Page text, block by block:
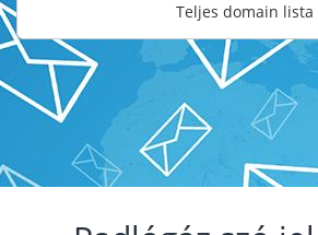
Teljes domain lista